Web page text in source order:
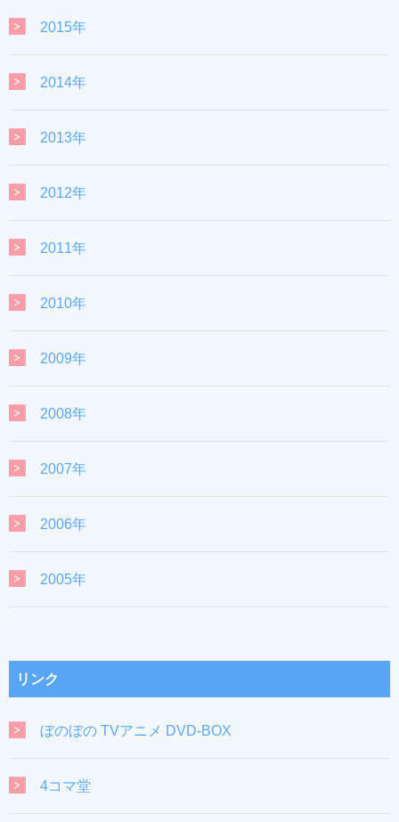
2015年
2014年
2013年
2012年
2011年
2010年
2009年
2008年
2007年
2006年
2005年
リンク
ぼのぼの TVアニメ DVD-BOX
4コマ堂